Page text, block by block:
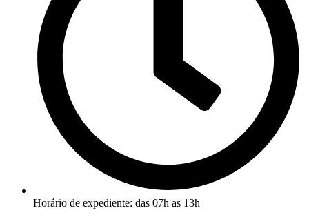
Horário de expediente: das 07h as 13h